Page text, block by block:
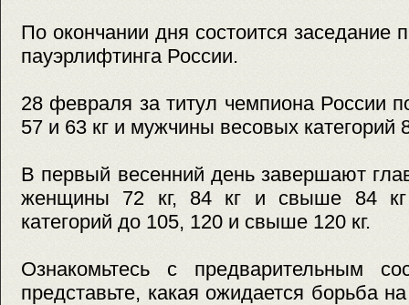
По окончании дня состоится заседание
пауэрлифтинга России.
28 февраля за титул чемпиона России
57 и 63 кг и мужчины весовых категорий
В первый весенний день завершают
женщины 72 кг, 84 кг и свыше 84
категорий до 105, 120 и свыше 120 кг.
Ознакомьтесь с предварительным
представьте, какая ожидается борьба